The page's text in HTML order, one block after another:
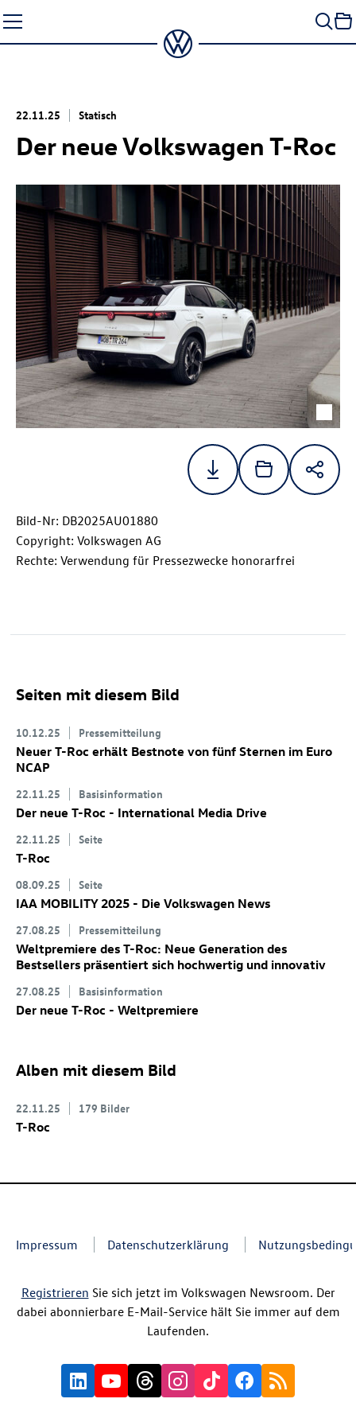
Seiteninhalt
springen
22.11.25 Statisch
Der neue Volkswagen T-Roc
Bild-Nr: DB2025AU01880
Copyright: Volkswagen AG
Rechte: Verwendung für Pressezwecke honorarfrei
Seiten mit diesem Bild
10.12.25 Pressemitteilung
Neuer T-Roc erhält Bestnote von fünf Sternen im Euro
NCAP
22.11.25 Basisinformation
Der neue T-Roc - International Media Drive
22.11.25 Seite
T-Roc
08.09.25 Seite
IAA MOBILITY 2025 - Die Volkswagen News
27.08.25 Pressemitteilung
Weltpremiere des T-Roc: Neue Generation des
Bestsellers präsentiert sich hochwertig und innovativ
27.08.25 Basisinformation
Der neue T-Roc - Weltpremiere
Alben mit diesem Bild
22.11.25 179 Bilder
T-Roc
Impressum Datenschutzerklärung
Registrieren Sie sich jetzt im Volkswagen Newsroom. Der
dabei abonnierbare E-Mail-Service hält Sie immer auf dem
Laufenden.